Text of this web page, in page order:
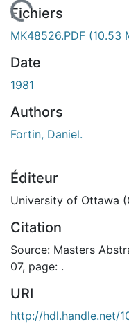
En cours de chargement...
Fichiers
MK48526.PDF (10.53
Date
1981
Authors
Fortin, Daniel.
Éditeur
University of Ottawa
Citation
Source: Masters
07, page: .
URI
http://hdl.handle.net/